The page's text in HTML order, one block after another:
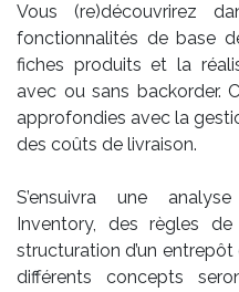
Vous (re)découvrirez
fonctionnalités de base
fiches produits et la
avec ou sans backorder.
approfondies avec la
des coûts de livraison.
S’ensuivra une
Inventory, des règles
structuration d’un
différents concepts